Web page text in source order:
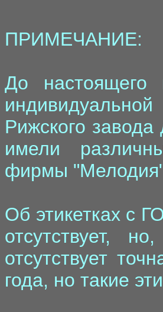
ПРИМЕЧАНИЕ:
До настоящего
Рижского
имели
фирмы
Об этикетках с
отсутствует,
отсутствует
года, но такие